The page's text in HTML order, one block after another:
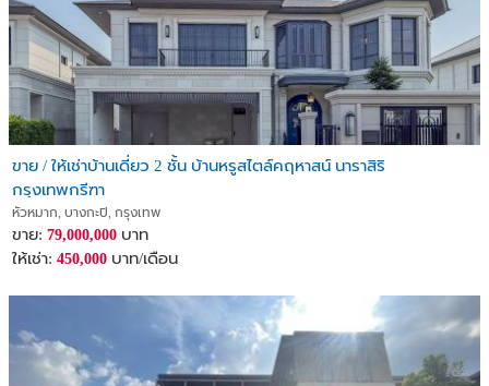
ขาย / ให้เช่าบ้านเดี่ยว 2 ชั้น บ้านหรูสไตล์คฤหาสน์ นาราสิริ
กรุงเทพกรีฑา
หัวหมาก, บางกะปิ, กรุงเทพ
ขาย: 79,000,000 บาท
ให้เช่า: 450,000 บาท/เดือน